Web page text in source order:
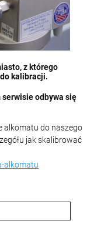
z którego
kalibracji.
serwisie odbywa się
alkomatu do naszego
jak skalibrować
alkomatu